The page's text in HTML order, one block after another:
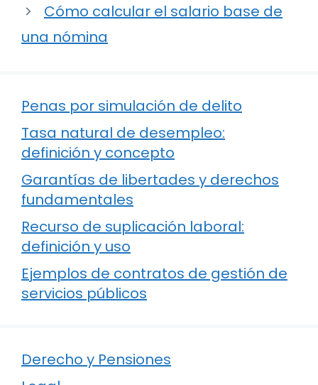
Cómo calcular el salario base de
una nómina
Penas por simulación de delito
Tasa natural de desempleo:
definición y concepto
Garantías de libertades y derechos
fundamentales
Recurso de suplicación laboral:
definición y uso
Ejemplos de contratos de gestión de
servicios públicos
Derecho y Pensiones